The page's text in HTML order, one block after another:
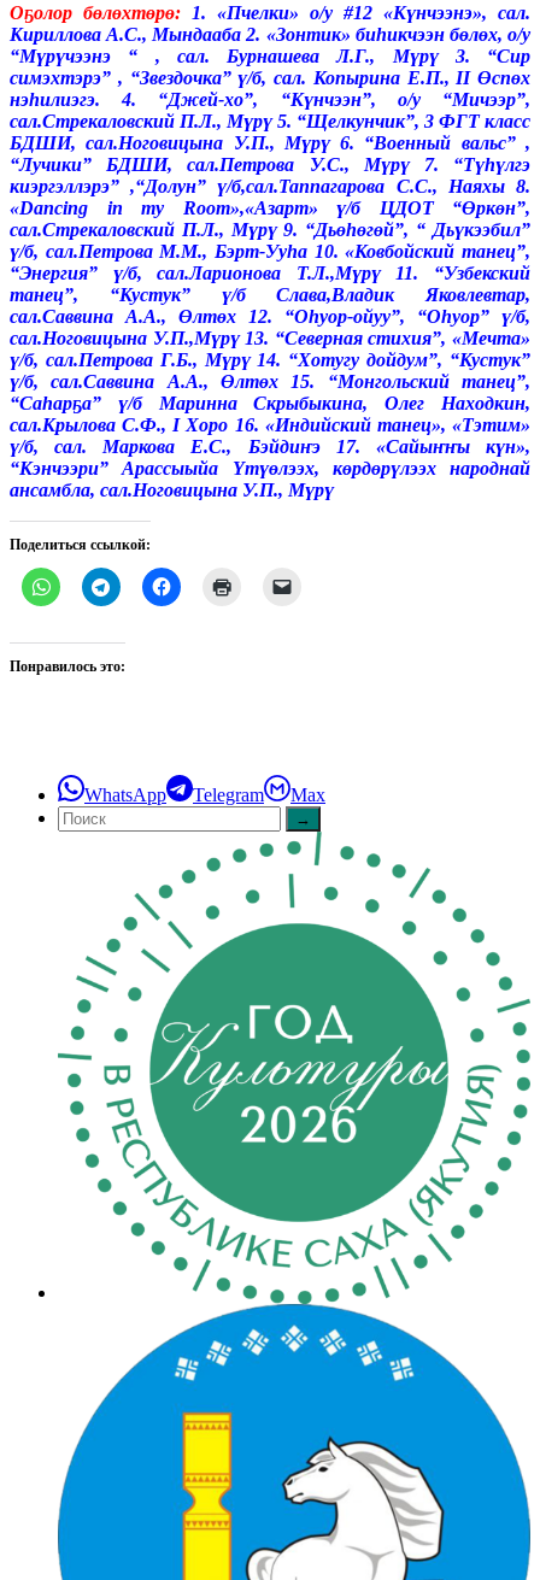
Оҕолор бөлөхтөрө: 1. «Пчелки» о/у #12 «Күнчээнэ», сал.
Кириллова А.С., Мындааба 2. «Зонтик» биһикчээн бөлөх, о/у
“Мүрүчээнэ “ , сал. Бурнашева Л.Г., Мүрү 3. “Сир
симэхтэрэ” , “Звездочка” ү/б, сал. Копырина Е.П., II Өспөх
нэһилиэгэ. 4. “Джей-хо”, “Күнчээн”, о/у “Мичээр”,
сал.Стрекаловский П.Л., Мүрү 5. “Щелкунчик”, 3 ФГТ класс
БДШИ, сал.Ноговицына У.П., Мүрү 6. “Военный вальс” ,
“Лучики” БДШИ, сал.Петрова У.С., Мүрү 7. “Түһүлгэ
киэргэллэрэ” ,“Долун” ү/б,сал.Таппагарова С.С., Наяхы 8.
«Dancing in my Room»,«Азарт» ү/б ЦДОТ “Өркөн”,
сал.Стрекаловский П.Л., Мүрү 9. “Дьөһөгөй”, “ Дьүкээбил”
ү/б, сал.Петрова М.М., Бэрт-Ууһа 10. «Ковбойский танец”,
“Энергия” ү/б, сал.Ларионова Т.Л.,Мүрү 11. “Узбекский
танец”, “Кустук” ү/б Слава,Владик Яковлевтар,
сал.Саввина А.А., Өлтөх 12. “Оһуор-ойуу”, “Оһуор” ү/б,
сал.Ноговицына У.П.,Мүрү 13. “Северная стихия”, «Мечта»
ү/б, сал.Петрова Г.Б., Мүрү 14. “Хотугу дойдум”, “Кустук”
ү/б, сал.Саввина А.А., Өлтөх 15. “Монгольский танец”,
“Саһарҕа” ү/б Маринна Скрыбыкина, Олег Находкин,
сал.Крылова С.Ф., I Хоро 16. «Индийский танец», «Тэтим»
ү/б, сал. Маркова Е.С., Бэйдиҥэ 17. «Сайыҥҥы күн»,
“Кэнчээри” Арассыыйа Үтүөлээх, көрдөрүлээх народнай
ансамбла, сал.Ноговицына У.П., Мүрү
Поделиться ссылкой:
Понравилось это:
WhatsApp Telegram Max